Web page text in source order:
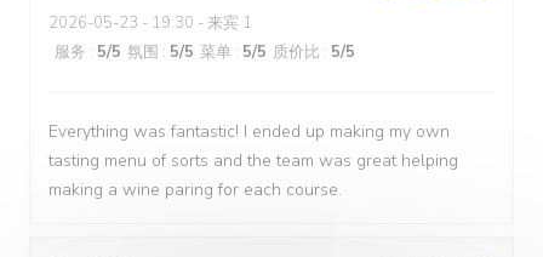
2026-05-23 - 19:30 - 来宾 1
服务 : 5/5 氛围 : 5/5 菜单 : 5/5 质价比 : 5/5
Everything was fantastic! I ended up making my own
tasting menu of sorts and the team was great helping
making a wine paring for each course.